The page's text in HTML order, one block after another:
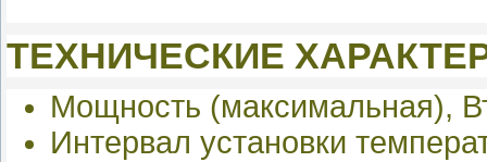
ТЕХНИЧЕСКИЕ
Мощность (максимальная),
Интервал установки